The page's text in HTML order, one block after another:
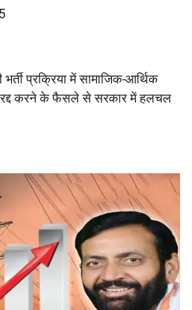
प्रक्रिया में सामाजिक-आर्थिक
रद्द करने के फैसले से सरकार में हलचल